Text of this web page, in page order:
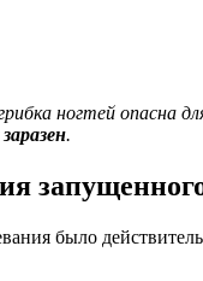
ногтей опасна
.
было